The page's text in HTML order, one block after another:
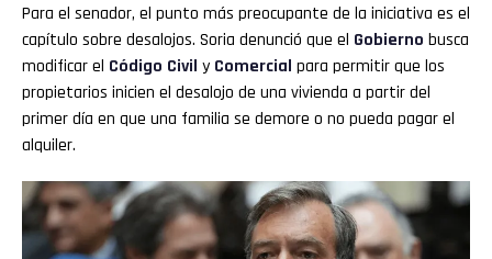
Para el senador, el punto más preocupante de la iniciativa es el
capítulo sobre desalojos. Soria denunció que el Gobierno busca
modificar el Código Civil y Comercial para permitir que los
propietarios inicien el desalojo de una vivienda a partir del
primer día en que una familia se demore o no pueda pagar el
alquiler.